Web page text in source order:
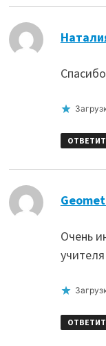
Очень